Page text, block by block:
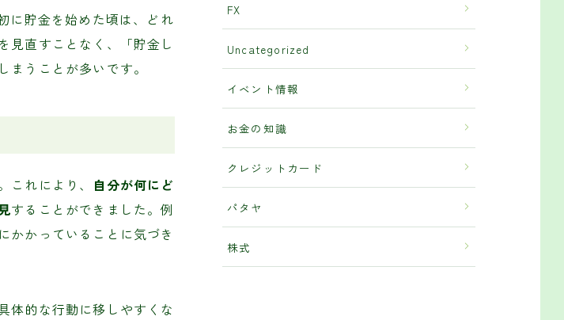
に貯金を始めた頃は、どれ
見直すことなく、「貯金し
うことが多いです。
これにより、
自分が何にど
することができました。例
かかっていることに気づき
体的な行動に移しやすくな
FX
Uncategorized
イベント情報
お金の知識
クレジットカード
パタヤ
株式